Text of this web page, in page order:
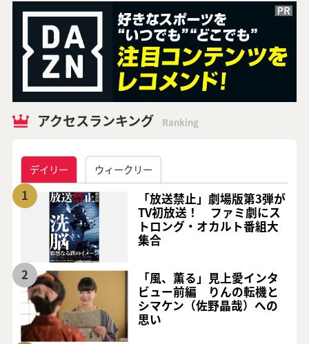
アクセスランキング Ranking
デイリー ウィークリー
1
「放送禁止」劇場版第3弾が
TV初放送！ ファミ劇にス
トロング・オカルト番組大
集合
2
「風、薫る」見上愛インタ
ビュー前編 りんの転機と
シマケン（佐野晶哉）への
思い